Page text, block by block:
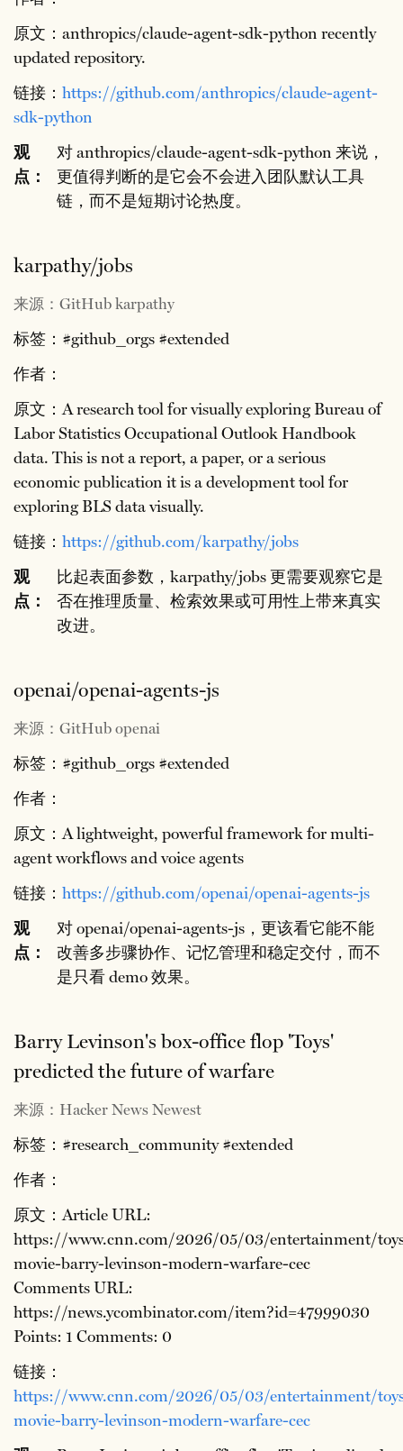
原文：anthropics/claude-agent-sdk-python recently
updated repository.
链接： https://github.com/anthropics/claude-agent-
sdk-python
观
点：
对 anthropics/claude-agent-sdk-python 来说，
更值得判断的是它会不会进入团队默认工具
链，而不是短期讨论热度。
karpathy/jobs
来源：GitHub karpathy
标签：#github_orgs #extended
作者：
原文：A research tool for visually exploring Bureau of
Labor Statistics Occupational Outlook Handbook
data. This is not a report, a paper, or a serious
economic publication it is a development tool for
exploring BLS data visually.
链接： https://github.com/karpathy/jobs
观
点：
比起表面参数，karpathy/jobs 更需要观察它是
否在推理质量、检索效果或可用性上带来真实
改进。
openai/openai-agents-js
来源：GitHub openai
标签：#github_orgs #extended
作者：
原文：A lightweight, powerful framework for multi-
agent workflows and voice agents
链接： https://github.com/openai/openai-agents-js
观
点：
对 openai/openai-agents-js，更该看它能不能
改善多步骤协作、记忆管理和稳定交付，而不
是只看 demo 效果。
Barry Levinson's box-office flop 'Toys'
predicted the future of warfare
来源：Hacker News Newest
标签：#research_community #extended
作者：
原文：Article URL:
https://www.cnn.com/2026/05/03/entertainment/
movie-barry-levinson-modern-warfare-cec
Comments URL:
https://news.ycombinator.com/item?id=47999030
Points: 1 Comments: 0
链接：
https://www.cnn.com/2026/05/03/entertainment/
movie-barry-levinson-modern-warfare-cec